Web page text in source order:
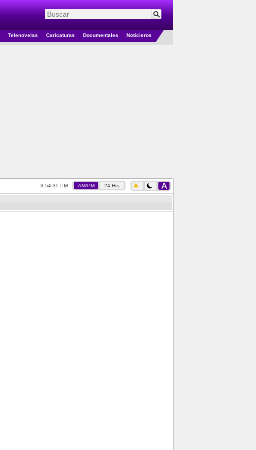
Telenovelas Caricaturas Documentales Noticieros
3:54:36 PM AM/PM 24 Hrs